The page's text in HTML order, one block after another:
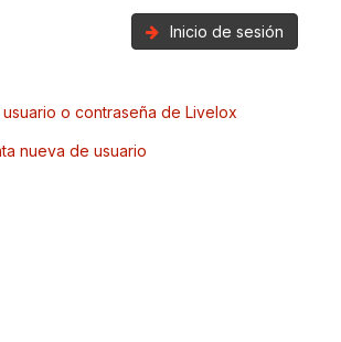
Inicio de sesión
o contraseña de Livelox
nueva de usuario